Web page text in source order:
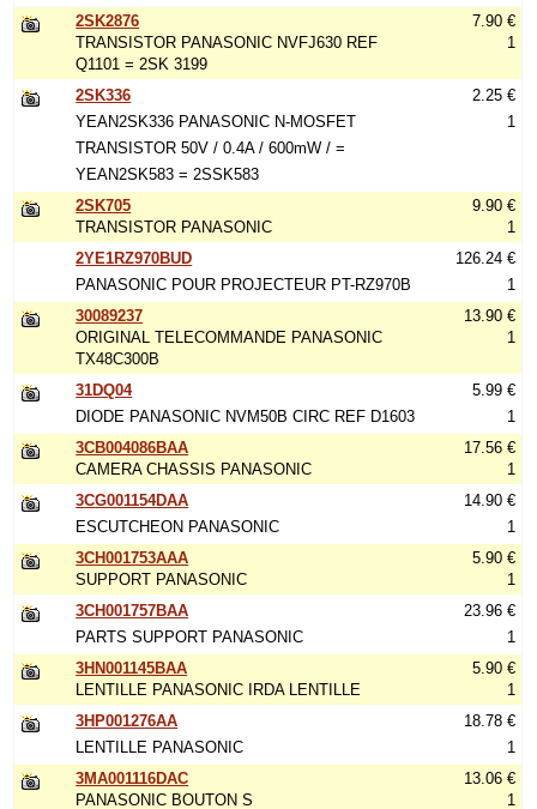
2SK2876
TRANSISTOR PANASONIC NVFJ630 REF
Q1101 = 2SK 3199
7.90 €
1
2SK336
YEAN2SK336 PANASONIC N-MOSFET
TRANSISTOR 50V / 0.4A / 600mW / =
YEAN2SK583 = 2SSK583
2.25 €
1
2SK705
TRANSISTOR PANASONIC
9.90 €
1
2YE1RZ970BUD
PANASONIC POUR PROJECTEUR PT-RZ970B
126.24 €
1
30089237
ORIGINAL TELECOMMANDE PANASONIC
TX48C300B
13.90 €
1
31DQ04
DIODE PANASONIC NVM50B CIRC REF D1603
5.99 €
1
3CB004086BAA
CAMERA CHASSIS PANASONIC
17.56 €
1
3CG001154DAA
ESCUTCHEON PANASONIC
14.90 €
1
3CH001753AAA
SUPPORT PANASONIC
5.90 €
1
3CH001757BAA
PARTS SUPPORT PANASONIC
23.96 €
1
3HN001145BAA
LENTILLE PANASONIC IRDA LENTILLE
5.90 €
1
3HP001276AA
LENTILLE PANASONIC
18.78 €
1
3MA001116DAC
PANASONIC BOUTON S
13.06 €
1